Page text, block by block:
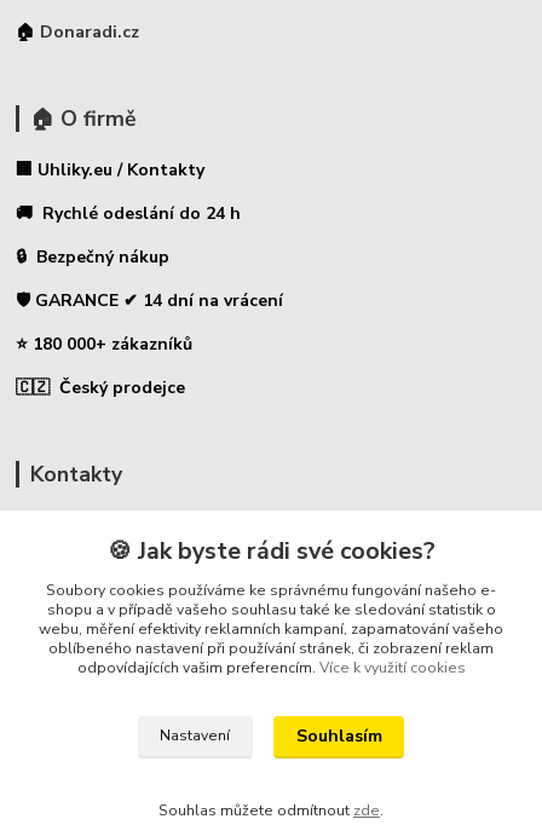
🏠 Donaradi.cz
🏠 O firmě
🏢 Uhliky.eu / Kontakty
🚚 Rychlé odeslání do 24 h
🔒 Bezpečný nákup
🛡️ GARANCE ✔ 14 dní na vrácení
⭐ 180 000+ zákazníků
🇨🇿 Český prodejce
Kontakty
🛡️ Zákaznická podpora
📞 728 007 997
⏰ Po-Pá - 7:00 - 13:30
info@repulse.cz
🍪 Jak byste rádi své cookies?
Soubory cookies používáme ke správnému fungování našeho e-
shopu a v případě vašeho souhlasu také ke sledování statistik o
webu, měření efektivity reklamních kampaní, zapamatování vašeho
oblíbeného nastavení při používání stránek, či zobrazení reklam
odpovídajících vašim preferencím. Více k využití cookies
Nastavení Souhlasím
Souhlas můžete odmítnout zde.